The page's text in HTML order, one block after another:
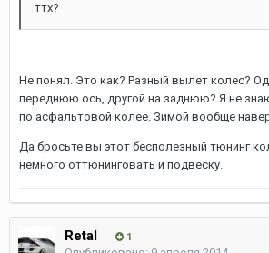
ттх?
Не понял. Это как? Разный вылет колес?
переднюю ось, другой на заднюю? Я не
по асфальтовой колее. Зимой вообще
Да бросьте вы этот бесполезный тюнинг
немного оттюнинговать и подвеску.
Retal 1